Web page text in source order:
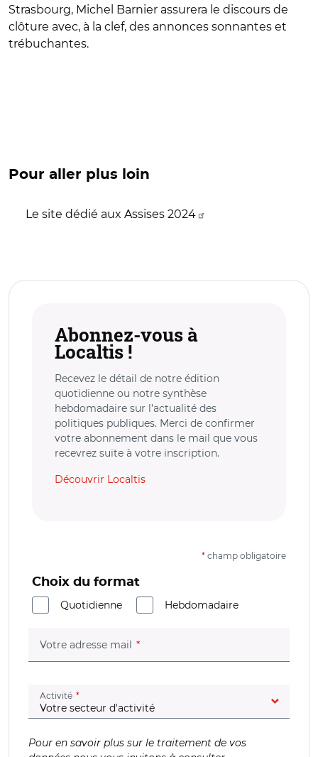
Strasbourg, Michel Barnier assurera le discours de
clôture avec, à la clef, des annonces sonnantes et
trébuchantes.
Pour aller plus loin
Le site dédié aux Assises 2024
Abonnez-vous à
Localtis !
Recevez le détail de notre édition
quotidienne ou notre synthèse
hebdomadaire sur l’actualité des
politiques publiques. Merci de confirmer
votre abonnement dans le mail que vous
recevrez suite à votre inscription.
Découvrir Localtis
* champ obligatoire
Choix du format
Quotidienne
Hebdomadaire
Votre adresse mail (champ obligatoire)
Activité (champ obligatoire)
Pour en savoir plus sur le traitement de vos